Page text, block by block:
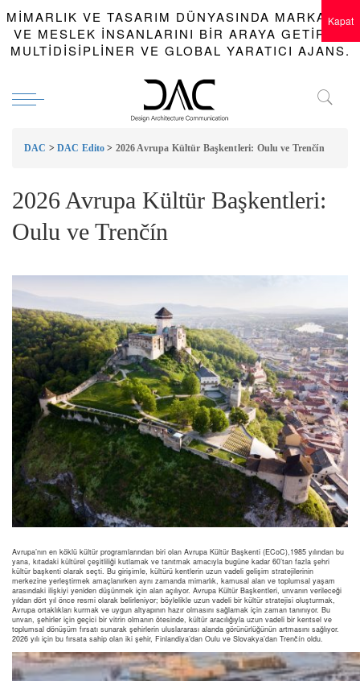
MIMARLIK VE TASARIM DÜNYASINDA MARKALAR
VE MESLEK INSANLARINI BIR ARAYA GETIREN
MULTIDISIPLINER VE GLOBAL YARATICI AJANS.
DAC > DAC Edito > 2026 Avrupa Kültür Başkentleri: Oulu ve Trenčín
2026 Avrupa Kültür Başkentleri:
Oulu ve Trenčín
Avrupa’nın en köklü kültür programlarından biri olan Avrupa Kültür Başkenti (ECoC),1985 yılından bu
yana, kıtadaki kültürel çeşitliliği kutlamak ve tanıtmak amacıyla bugüne kadar 60’tan fazla şehri
kültür başkenti olarak seçti. Bu girişimle, kültürü kentlerin uzun vadeli gelişim stratejilerinin
merkezine yerleştirmek amaçlanırken aynı zamanda mimarlık, kamusal alan ve toplumsal yaşam
arasındaki ilişkiyi yeniden düşünmek için alan açılıyor. Avrupa Kültür Başkentleri, unvanın verileceği
yıldan dört yıl önce resmi olarak belirleniyor; böylelikle uzun vadeli bir kültür stratejisi oluşturmak,
Avrupa ortaklıkları kurmak ve uygun altyapının hazır olmasını sağlamak için zaman tanınıyor. Bu
unvan, şehirler için geçici bir vitrin olmanın ötesinde, kültür aracılığıyla uzun vadeli bir kentsel ve
toplumsal dönüşüm fırsatı sunarak şehirlerin uluslararası alanda görünürlüğünün artmasını sağlıyor.
2026 yılı için bu fırsata sahip olan iki şehir, Finlandiya’dan Oulu ve Slovakya’dan Trenčín oldu.
Kapat